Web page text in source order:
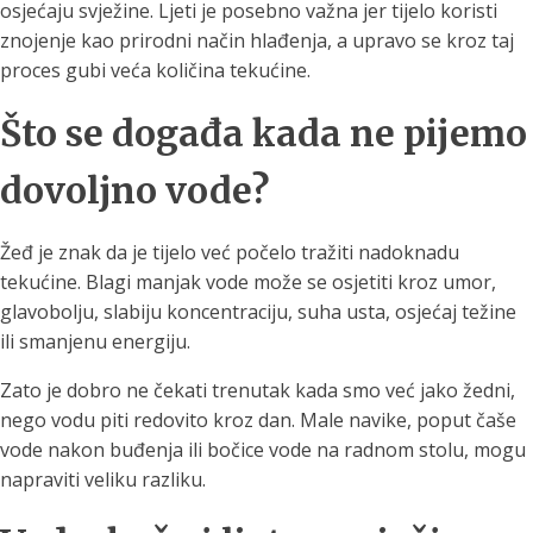
osjećaju svježine. Ljeti je posebno važna jer tijelo koristi
znojenje kao prirodni način hlađenja, a upravo se kroz taj
proces gubi veća količina tekućine.
Što se događa kada ne pijemo
dovoljno vode?
Žeđ je znak da je tijelo već počelo tražiti nadoknadu
tekućine. Blagi manjak vode može se osjetiti kroz umor,
glavobolju, slabiju koncentraciju, suha usta, osjećaj težine
ili smanjenu energiju.
Zato je dobro ne čekati trenutak kada smo već jako žedni,
nego vodu piti redovito kroz dan. Male navike, poput čaše
vode nakon buđenja ili bočice vode na radnom stolu, mogu
napraviti veliku razliku.